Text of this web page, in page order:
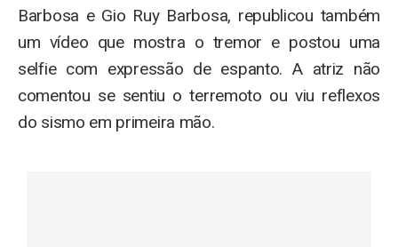
Barbosa e Gio Ruy Barbosa, republicou também
um vídeo que mostra o tremor e postou uma
selfie com expressão de espanto. A atriz não
comentou se sentiu o terremoto ou viu reflexos
do sismo em primeira mão.